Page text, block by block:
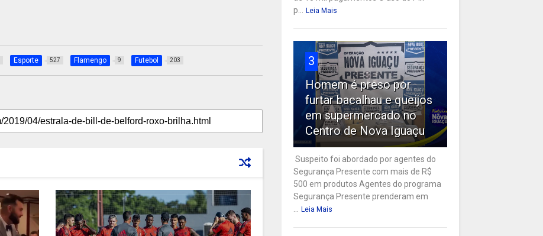
Esporte 527 Flamengo 9 Futebol 203
p...
Leia Mais
3
Homem é preso por
furtar bacalhau e queijos
em supermercado no
Centro de Nova Iguaçu
Suspeito foi abordado por agentes do
Segurança Presente com mais de R$
500 em produtos Agentes do programa
Segurança Presente prenderam em
Leia Mais